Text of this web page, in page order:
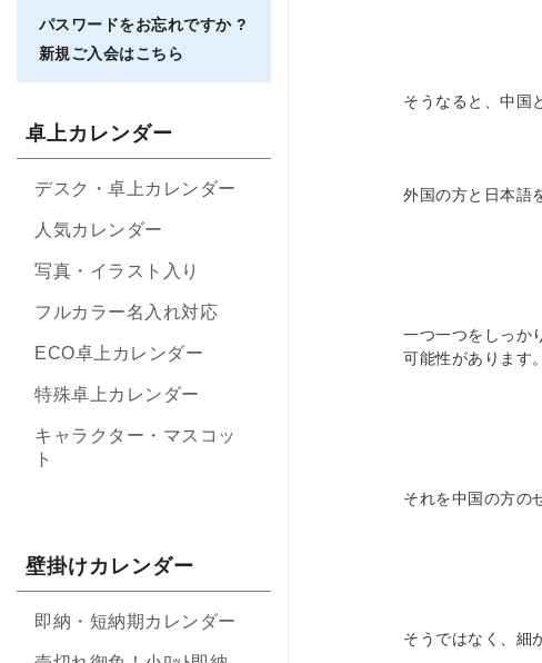
そうなると、中国
外国の方と日本語
一つ一つをしっか
可能性があります。
それを中国の方の
そうではなく、細
パスワードをお忘れですか ?
新規ご入会はこちら
卓上カレンダー
デスク・卓上カレンダー
人気カレンダー
写真・イラスト入り
フルカラー名入れ対応
ECO卓上カレンダー
特殊卓上カレンダー
キャラクター・マスコッ
ト
壁掛けカレンダー
即納・短納期カレンダー